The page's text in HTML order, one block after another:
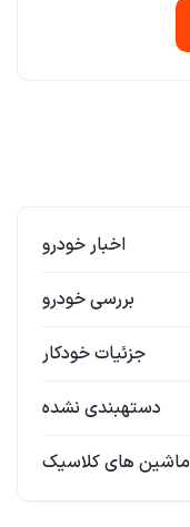
اخبار خودرو
بررسی خودرو
جزئیات خودکار
دستهبندی نشده
ماشین های کلاسیک